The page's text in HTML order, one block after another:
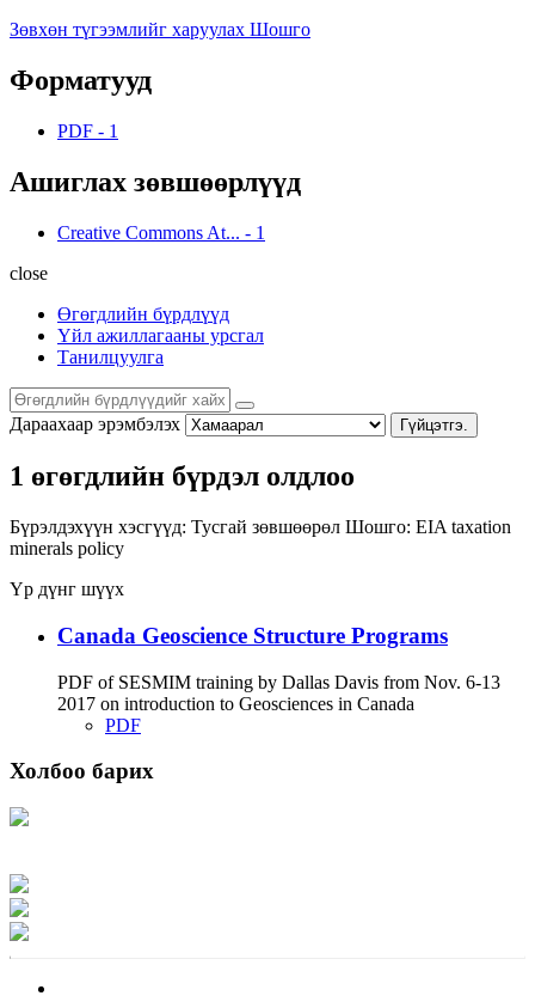
Зөвхөн түгээмлийг харуулах Шошго
Форматууд
PDF - 1
Ашиглах зөвшөөрлүүд
Creative Commons At... - 1
close
Өгөгдлийн бүрдлүүд
Үйл ажиллагааны урсгал
Танилцуулга
Дараахаар эрэмбэлэх Гүйцэтгэ.
1 өгөгдлийн бүрдэл олдлоо
Бүрэлдэхүүн хэсгүүд: Тусгай зөвшөөрөл Шошго: EIA taxation
minerals policy
Үр дүнг шүүх
Canada Geoscience Structure Programs
PDF of SESMIM training by Dallas Davis from Nov. 6-13
2017 on introduction to Geosciences in Canada
PDF
Холбоо барих